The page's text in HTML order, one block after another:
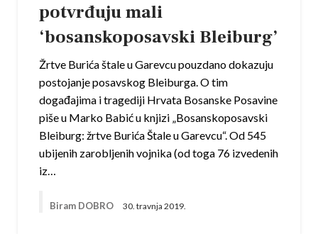
potvrđuju mali
‘bosanskoposavski Bleiburg’
Žrtve Burića štale u Garevcu pouzdano dokazuju
postojanje posavskog Bleiburga. O tim
događajima i tragediji Hrvata Bosanske Posavine
piše u Marko Babić u knjizi „Bosanskoposavski
Bleiburg: žrtve Burića Štale u Garevcu“. Od 545
ubijenih zarobljenih vojnika (od toga 76 izvedenih
iz…
Biram DOBRO 30. travnja 2019.